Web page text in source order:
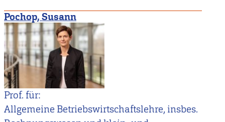
Pochop, Susann
Prof. für:
Allgemeine Betriebswirtschaftslehre, insbes.